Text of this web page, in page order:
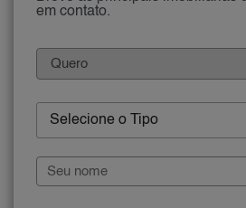
em contato.
Selecione o Tipo